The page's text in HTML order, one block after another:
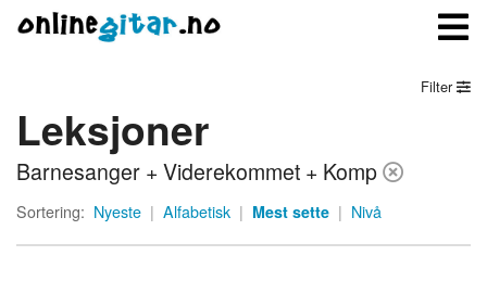
Meny
Logg inn
Filter
Leksjoner
Barnesanger + Viderekommet + Komp
Sortering: Nyeste | Alfabetisk | Mest sette | Nivå